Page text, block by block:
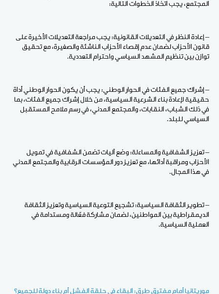
المجتمع، يجب اتخاذ الخطوات التالية:
– إعادة النظر في التعديلات القانونية: يجب مراجعة التعديلات الأخيرة على
قانون الأحزاب لضمان عدم إقصاء الأحزاب الناشئة والصغيرة، مع تحقيق
توازن بين تنظيم المشهد السياسي واحترام التعددية.
– إشراك جميع الفئات في الحوار الوطني: يجب أن يكون الحوار الوطني أداة
حقيقية لإعادة بناء الشرعية السياسية، من خلال إشراك جميع الفئات، بما
في ذلك الشباب، النقابات، والمجتمع المدني، في رسم ملامح المستقبل
السياسي للبلد.
– تعزيز الشفافية والمساءلة: وضع آليات تضمن الشفافية في تمويل
الأحزاب ومراقبة أدائها، مع تعزيز دور المؤسسات الرقابية والمجتمع المدني
في هذا المجال.
– تطوير الثقافة السياسية: تشجيع التوعية السياسية وتعزيز الثقافة
الديمقراطية بين المواطنين، لضمان مشاركة فعّالة ومستدامة في
العملية السياسية.
موريتانيا أمام مفترق طرق: البقاء في حلقة الفشل أم بناء دولة للجميع؟